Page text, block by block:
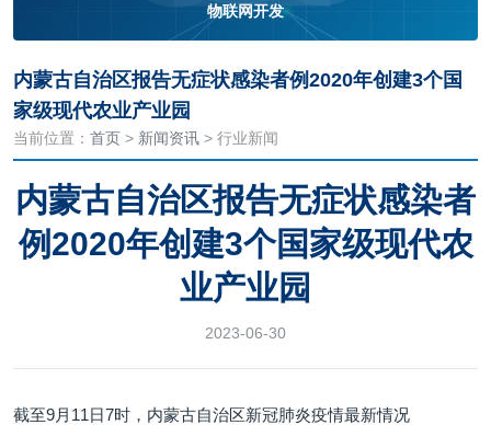
物联网开发
内蒙古自治区报告无症状感染者例2020年创建3个国
家级现代农业产业园
当前位置： 首页 > 新闻资讯 > 行业新闻
内蒙古自治区报告无症状感染者
例2020年创建3个国家级现代农
业产业园
2023-06-30
截至9月11日7时，内蒙古自治区新冠肺炎疫情最新情况